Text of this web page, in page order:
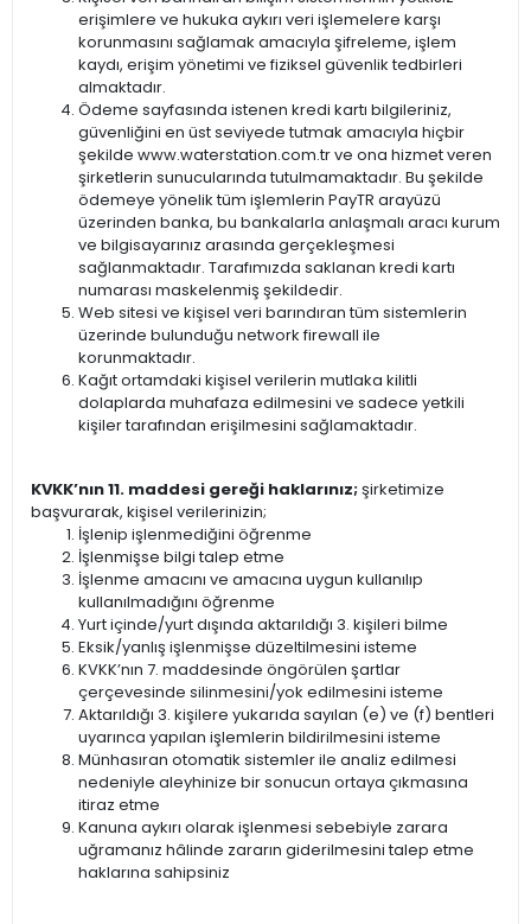
erişimlere ve hukuka aykırı veri işlemelere karşı
korunmasını sağlamak amacıyla şifreleme, işlem
kaydı, erişim yönetimi ve fiziksel güvenlik tedbirleri
almaktadır.
Ödeme sayfasında istenen kredi kartı bilgileriniz,
güvenliğini en üst seviyede tutmak amacıyla hiçbir
şekilde www.waterstation.com.tr ve ona hizmet veren
şirketlerin sunucularında tutulmamaktadır. Bu şekilde
ödemeye yönelik tüm işlemlerin PayTR arayüzü
üzerinden banka, bu bankalarla anlaşmalı aracı kurum
ve bilgisayarınız arasında gerçekleşmesi
sağlanmaktadır. Tarafımızda saklanan kredi kartı
numarası maskelenmiş şekildedir.
Web sitesi ve kişisel veri barındıran tüm sistemlerin
üzerinde bulunduğu network firewall ile
korunmaktadır.
Kağıt ortamdaki kişisel verilerin mutlaka kilitli
dolaplarda muhafaza edilmesini ve sadece yetkili
kişiler tarafından erişilmesini sağlamaktadır.
KVKK’nın 11. maddesi gereği haklarınız;şirketimize
başvurarak, kişisel verilerinizin;
İşlenip işlenmediğini öğrenme
İşlenmişse bilgi talep etme
İşlenme amacını ve amacına uygun kullanılıp
kullanılmadığını öğrenme
Yurt içinde/yurt dışında aktarıldığı 3. kişileri bilme
Eksik/yanlış işlenmişse düzeltilmesini isteme
KVKK’nın 7. maddesinde öngörülen şartlar
çerçevesinde silinmesini/yok edilmesini isteme
Aktarıldığı 3. kişilere yukarıda sayılan (e) ve (f) bentleri
uyarınca yapılan işlemlerin bildirilmesini isteme
Münhasıran otomatik sistemler ile analiz edilmesi
nedeniyle aleyhinize bir sonucun ortaya çıkmasına
itiraz etme
Kanuna aykırı olarak işlenmesi sebebiyle zarara
uğramanız hâlinde zararın giderilmesini talep etme
haklarına sahipsiniz